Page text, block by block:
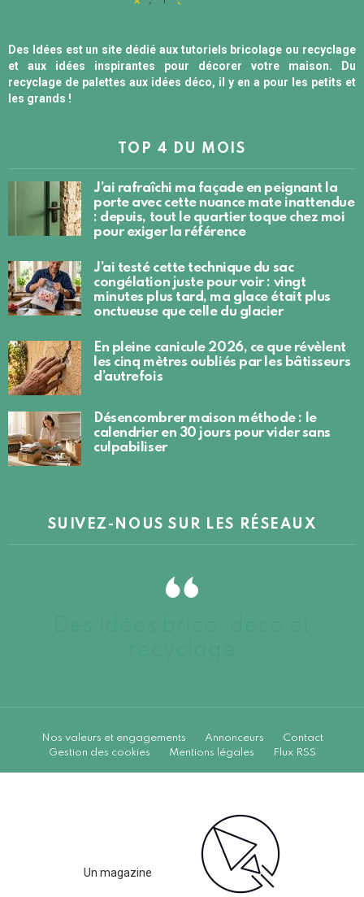
Des Idées est un site dédié aux tutoriels bricolage ou recyclage
et aux idées inspirantes pour décorer votre maison. Du
recyclage de palettes aux idées déco, il y en a pour les petits et
les grands !
TOP 4 DU MOIS
J’ai rafraîchi ma façade en peignant la
porte avec cette nuance mate inattendue
: depuis, tout le quartier toque chez moi
pour exiger la référence
J’ai testé cette technique du sac
congélation juste pour voir : vingt
minutes plus tard, ma glace était plus
onctueuse que celle du glacier
En pleine canicule 2026, ce que révèlent
les cinq mètres oubliés par les bâtisseurs
d’autrefois
Désencombrer maison méthode : le
calendrier en 30 jours pour vider sans
culpabiliser
SUIVEZ-NOUS SUR LES RÉSEAUX
Nos valeurs et engagements Annonceurs
Contact
Gestion des cookies
Mentions légales Flux RSS
Un magazine